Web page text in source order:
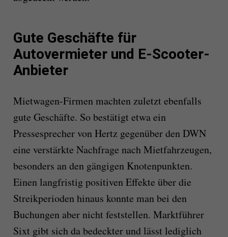
Gute Geschäfte für
Autovermieter und E-Scooter-
Anbieter
Mietwagen-Firmen machten zuletzt ebenfalls
gute Geschäfte. So bestätigt etwa ein
Pressesprecher von Hertz gegenüber den DWN
eine verstärkte Nachfrage nach Mietfahrzeugen,
besonders an den gängigen Knotenpunkten.
Einen langfristig positiven Effekte über die
Streikperioden hinaus konnte man bei den
Buchungen aber nicht feststellen. Marktführer
Sixt gibt sich da bedeckter und lässt lediglich